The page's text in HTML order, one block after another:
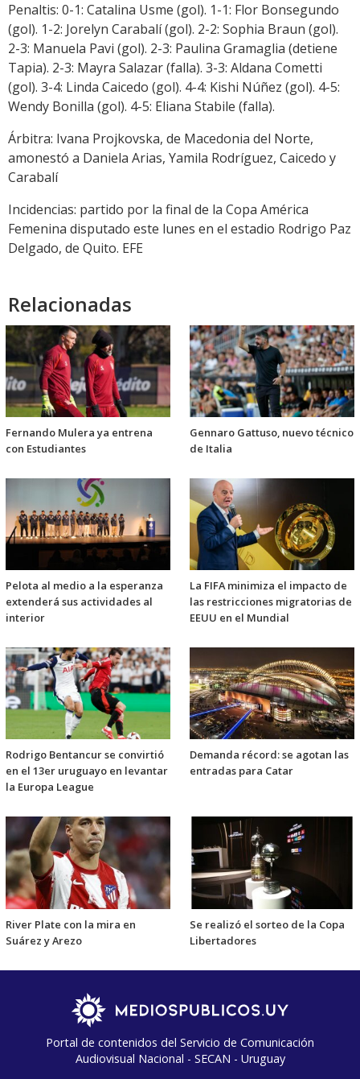
Penaltis: 0-1: Catalina Usme (gol). 1-1: Flor Bonsegundo
(gol). 1-2: Jorelyn Carabalí (gol). 2-2: Sophia Braun (gol).
2-3: Manuela Pavi (gol). 2-3: Paulina Gramaglia (detiene
Tapia). 2-3: Mayra Salazar (falla). 3-3: Aldana Cometti
(gol). 3-4: Linda Caicedo (gol). 4-4: Kishi Núñez (gol). 4-5:
Wendy Bonilla (gol). 4-5: Eliana Stabile (falla).
Árbitra: Ivana Projkovska, de Macedonia del Norte,
amonestó a Daniela Arias, Yamila Rodríguez, Caicedo y
Carabalí
Incidencias: partido por la final de la Copa América
Femenina disputado este lunes en el estadio Rodrigo Paz
Delgado, de Quito. EFE
Relacionadas
Fernando Mulera ya entrena
con Estudiantes
Gennaro Gattuso, nuevo técnico
de Italia
Pelota al medio a la esperanza
extenderá sus actividades al
interior
La FIFA minimiza el impacto de
las restricciones migratorias de
EEUU en el Mundial
Rodrigo Bentancur se convirtió
en el 13er uruguayo en levantar
la Europa League
Demanda récord: se agotan las
entradas para Catar
River Plate con la mira en
Suárez y Arezo
Se realizó el sorteo de la Copa
Libertadores
Portal de contenidos del Servicio de Comunicación
Audiovisual Nacional - SECAN - Uruguay